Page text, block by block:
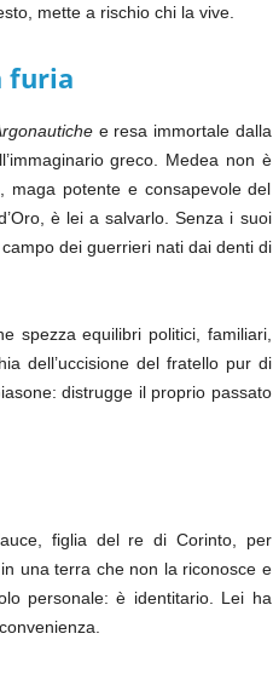
mette a rischio chi la vive.
furia
e resa immortale dalla
greco. Medea non è
maga potente e consapevole del
è lei a salvarlo. Senza i suoi
dei guerrieri nati dai denti di
spezza equilibri politici, familiari,
dell’uccisione del fratello pur di
distrugge il proprio passato
figlia del re di Corinto, per
una terra che non la riconosce e
personale: è identitario. Lei ha